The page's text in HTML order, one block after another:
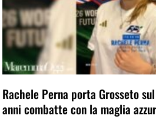
Rachele Perna porta Grosseto
anni combatte con la maglia